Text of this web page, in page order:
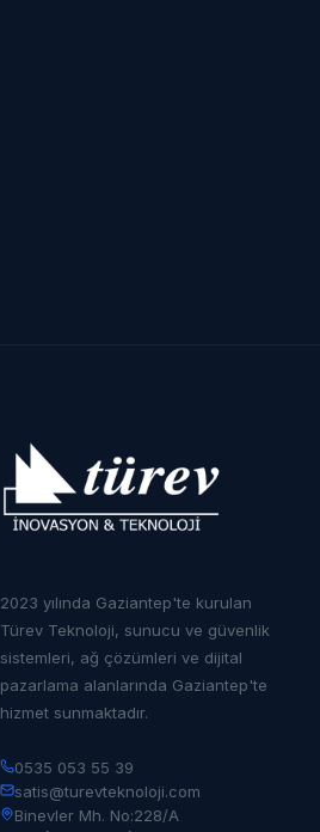
2023 yılında Gaziantep'te kurulan
Türev Teknoloji, sunucu ve güvenlik
sistemleri, ağ çözümleri ve dijital
pazarlama alanlarında Gaziantep'te
hizmet sunmaktadır.
0535 053 55 39
satis@turevteknoloji.com
Binevler Mh. No:228/A